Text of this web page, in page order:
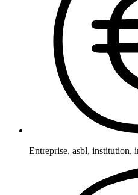
Entreprise, asbl, institution,